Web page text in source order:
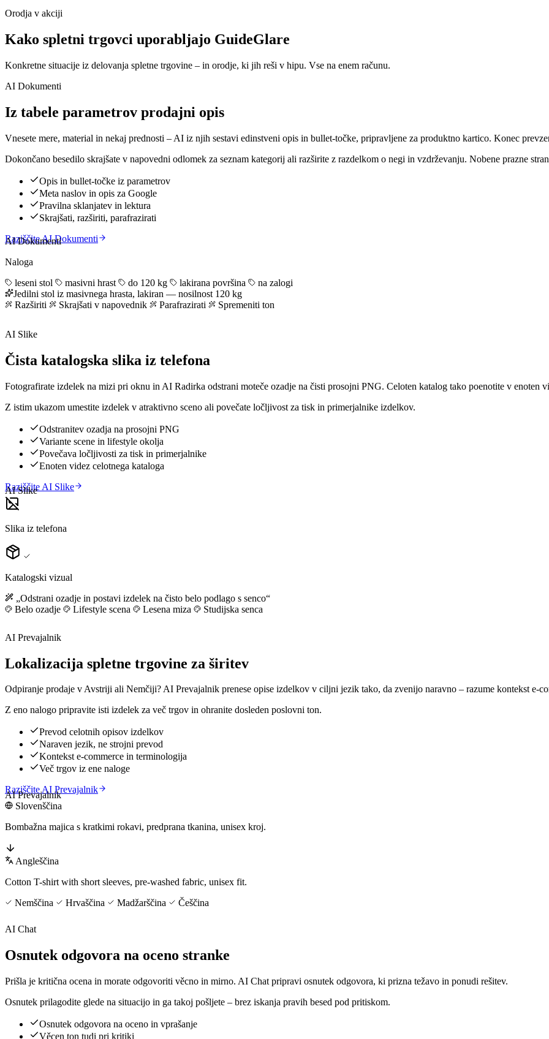
Orodja v akciji
Kako spletni trgovci uporabljajo GuideGlare
Konkretne situacije iz delovanja spletne trgovine – in orodje, ki jih reši v hipu. Vse na enem računu.
AI Dokumenti
Iz tabele parametrov prodajni opis
Vnesete mere, material in nekaj prednosti – AI iz njih sestavi edinstveni opis in bullet-točke, pripravljene za produktno kartico. Konec
Dokončano besedilo skrajšate v napovedni odlomek za seznam kategorij ali razširite z razdelkom o negi in vzdrževanju. Nobene prazne
Opis in bullet-točke iz parametrov
Meta naslov in opis za Google
Pravilna sklanjatev in lektura
Skrajšati, razširiti, parafrazirati
Raziščite AI Dokumenti
AI Dokumenti
Naloga
leseni stol
masivni hrast do 120 kg lakirana površina
na zalogi
Jedilni stol iz masivnega hrasta, lakiran — nosilnost 120 kg
Razširiti
Skrajšati v napovednik Parafrazirati Spremeniti ton
AI Slike
Čista katalogska slika iz telefona
Fotografirate izdelek na mizi pri oknu in AI Radirka odstrani moteče ozadje na čisti prosojni PNG. Celoten katalog tako poenotite v enoten
Z istim ukazom umestite izdelek v atraktivno sceno ali povečate ločljivost za tisk in primerjalnike izdelkov.
Odstranitev ozadja na prosojni PNG
Variante scene in lifestyle okolja
Povečava ločljivosti za tisk in primerjalnike
Enoten videz celotnega kataloga
Raziščite AI Slike
AI Slike
Slika iz telefona
Katalogski vizual
„Odstrani ozadje in postavi izdelek na čisto belo podlago s senco“
Belo ozadje
Lifestyle scena Lesena miza Studijska senca
AI Prevajalnik
Lokalizacija spletne trgovine za širitev
Odpiranje prodaje v Avstriji ali Nemčiji? AI Prevajalnik prenese opise izdelkov v ciljni jezik tako, da zvenijo naravno – razume kontekst e-
Z eno nalogo pripravite isti izdelek za več trgov in ohranite dosleden poslovni ton.
Prevod celotnih opisov izdelkov
Naraven jezik, ne strojni prevod
Kontekst e-commerce in terminologija
Več trgov iz ene naloge
Raziščite AI Prevajalnik
AI Prevajalnik
Slovenščina
Bombažna majica s kratkimi rokavi, predprana tkanina, unisex kroj.
Angleščina
Cotton T-shirt with short sleeves, pre-washed fabric, unisex fit.
Nemščina
Hrvaščina Madžarščina Češčina
AI Chat
Osnutek odgovora na oceno stranke
Prišla je kritična ocena in morate odgovoriti věcno in mirno. AI Chat pripravi osnutek odgovora, ki prizna težavo in ponudi rešitev.
Osnutek prilagodite glede na situacijo in ga takoj pošljete – brez iskanja pravih besed pod pritiskom.
Osnutek odgovora na oceno in vprašanje
Věcen ton tudi pri kritiki